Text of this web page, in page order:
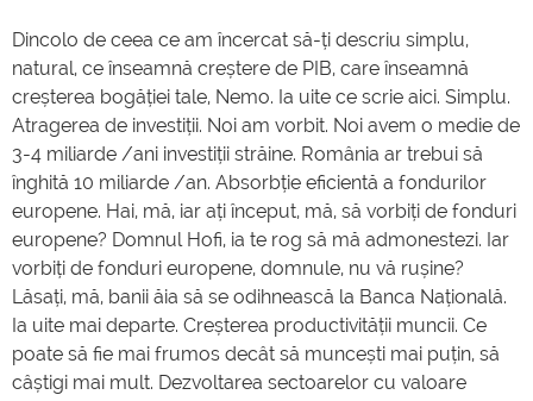
Dincolo de ceea ce am încercat să-ți descriu simplu,
natural, ce înseamnă creștere de PIB, care înseamnă
creșterea bogăției tale, Nemo. Ia uite ce scrie aici. Simplu.
Atragerea de investiții. Noi am vorbit. Noi avem o medie de
3-4 miliarde /ani investiții străine. România ar trebui să
înghită 10 miliarde /an. Absorbție eficientă a fondurilor
europene. Hai, mă, iar ați început, mă, să vorbiți de fonduri
europene? Domnul Hofi, ia te rog să mă admonestezi. Iar
vorbiți de fonduri europene, domnule, nu vă rușine?
Lăsați, mă, banii ăia să se odihnească la Banca Națională.
Ia uite mai departe. Creșterea productivității muncii. Ce
poate să fie mai frumos decât să muncești mai puțin, să
câștigi mai mult. Dezvoltarea sectoarelor cu valoare